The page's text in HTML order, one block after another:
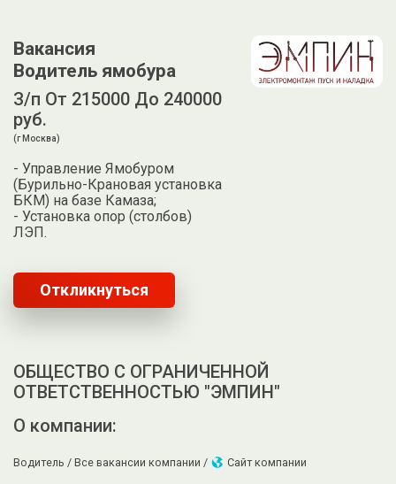
Вакансия
Водитель ямобура
З/п От 215000 До 240000
руб.
(г Москва)
- Управление Ямобуром
(Бурильно-Крановая установка
БКМ) на базе Камаза;
- Установка опор (столбов)
ЛЭП.
Откликнуться
ОБЩЕСТВО С ОГРАНИЧЕННОЙ
ОТВЕТСТВЕННОСТЬЮ "ЭМПИН"
О компании:
Водитель / Все вакансии компании / Сайт компании